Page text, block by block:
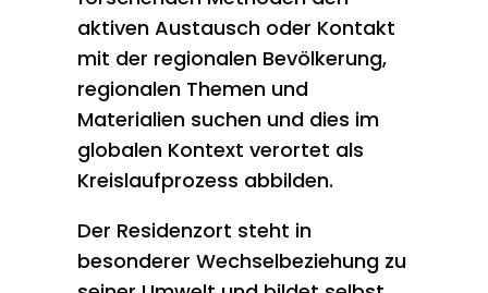
aktiven Austausch oder Kontakt
mit der regionalen Bevölkerung,
regionalen Themen und
Materialien suchen und dies im
globalen Kontext verortet als
Kreislaufprozess abbilden.
Der Residenzort steht in
besonderer Wechselbeziehung zu